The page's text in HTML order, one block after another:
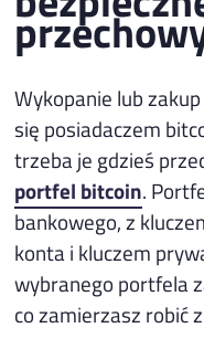
Wykopanie lub
się posiadaczem
trzeba je gdzieś
portfel bitcoin.
bankowego, z
konta i kluczem
wybranego portfela
co zamierzasz robić z